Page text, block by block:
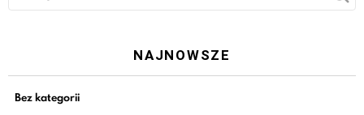
NAJNOWSZE
Bez kategorii